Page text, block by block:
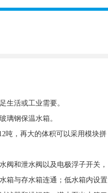
生活或工业需要。
钢保温水箱。
，再大的体积可以采用模块拼
和泄水阀以及电极浮子开关，
箱与存水箱连通；低水箱内设置